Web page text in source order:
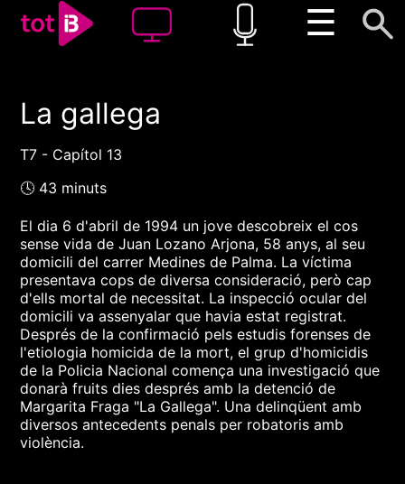
☰
00:00 00:00
La gallega
T7 - Capítol 13
🕓 43 minuts
El dia 6 d'abril de 1994 un jove descobreix el cos
sense vida de Juan Lozano Arjona, 58 anys, al seu
domicili del carrer Medines de Palma. La víctima
presentava cops de diversa consideració, però cap
d'ells mortal de necessitat. La inspecció ocular del
domicili va assenyalar que havia estat registrat.
Després de la confirmació pels estudis forenses de
l'etiologia homicida de la mort, el grup d'homicidis
de la Policia Nacional comença una investigació que
donarà fruits dies després amb la detenció de
Margarita Fraga "La Gallega". Una delinqüent amb
diversos antecedents penals per robatoris amb
violència.